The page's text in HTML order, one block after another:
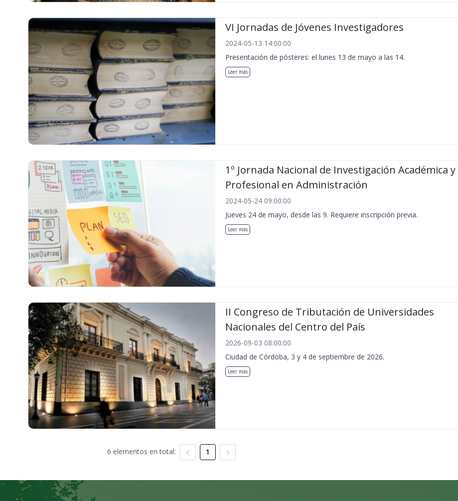
VI Jornadas de Jóvenes Investigadores
2024-05-13 14:00:00
Presentación de pósteres: el lunes 13 de mayo a las 14.
Leer más
1º Jornada Nacional de Investigación Académica y
Profesional en Administración
2024-05-24 09:00:00
Jueves 24 de mayo, desde las 9. Requiere inscripción previa.
Leer más
II Congreso de Tributación de Universidades
Nacionales del Centro del País
2026-09-03 08:00:00
Ciudad de Córdoba, 3 y 4 de septiembre de 2026.
Leer más
6 elementos en total: 1